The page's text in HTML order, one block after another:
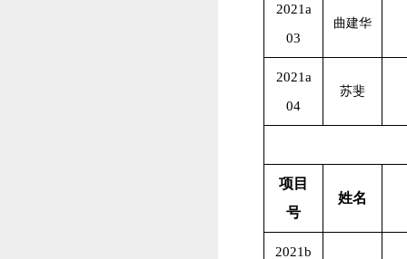
2021a
03
曲建华
2021a
04
苏斐
项目
号
姓名
2021b